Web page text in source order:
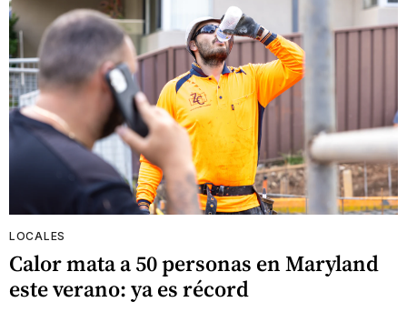
LOCALES
Calor mata a 50 personas en Maryland
este verano: ya es récord